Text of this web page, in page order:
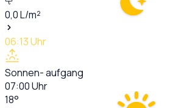
0,0L/m²
06:13Uhr
Sonnen- aufgang
07:00Uhr
18°